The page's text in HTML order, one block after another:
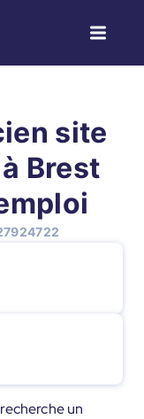
site
Brest
un